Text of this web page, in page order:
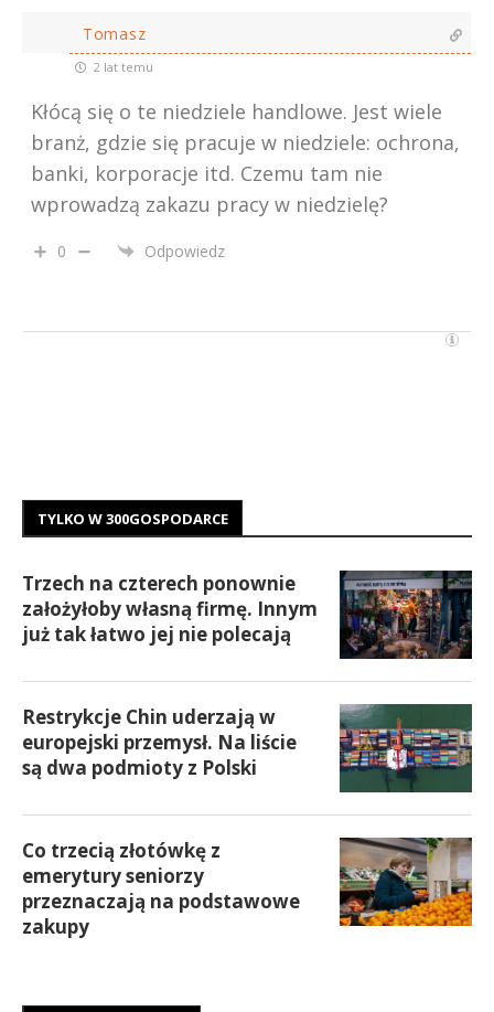
Tomasz
2 lat temu
Kłócą się o te niedziele handlowe. Jest wiele
branż, gdzie się pracuje w niedziele: ochrona,
banki, korporacje itd. Czemu tam nie
wprowadzą zakazu pracy w niedzielę?
0 Odpowiedz
TYLKO W 300GOSPODARCE
Trzech na czterech ponownie
założyłoby własną firmę. Innym
już tak łatwo jej nie polecają
Restrykcje Chin uderzają w
europejski przemysł. Na liście
są dwa podmioty z Polski
Co trzecią złotówkę z
emerytury seniorzy
przeznaczają na podstawowe
zakupy